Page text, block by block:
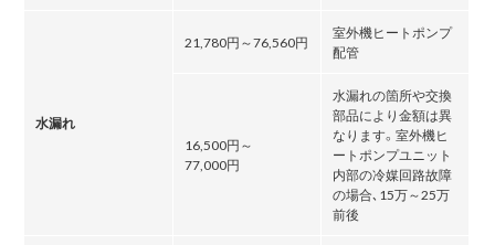
水漏れ
21,780円～76,560円
室外機ヒートポンプ
配管
16,500円～
77,000円
水漏れの箇所や交換
部品により金額は異
なります。室外機ヒ
ートポンプユニット
内部の冷媒回路故障
の場合､15万～25万
前後